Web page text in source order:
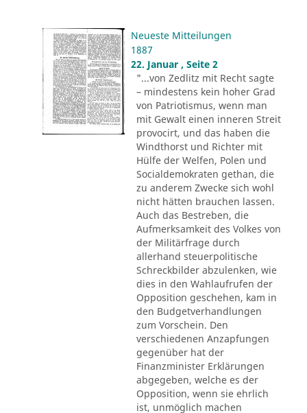
Neueste Mitteilungen
1887
22. Januar , Seite 2
"...von Zedlitz mit Recht sagte
– mindestens kein hoher Grad
von Patriotismus, wenn man
mit Gewalt einen inneren Streit
provocirt, und das haben die
Windthorst und Richter mit
Hülfe der Welfen, Polen und
Socialdemokraten gethan, die
zu anderem Zwecke sich wohl
nicht hätten brauchen lassen.
Auch das Bestreben, die
Aufmerksamkeit des Volkes von
der Militärfrage durch
allerhand steuerpolitische
Schreckbilder abzulenken, wie
dies in den Wahlaufrufen der
Opposition geschehen, kam in
den Budgetverhandlungen
zum Vorschein. Den
verschiedenen Anzapfungen
gegenüber hat der
Finanzminister Erklärungen
abgegeben, welche es der
Opposition, wenn sie ehrlich
ist, unmöglich machen